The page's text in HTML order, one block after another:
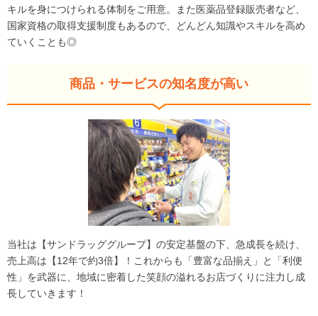
キルを身につけられる体制をご用意。また医薬品登録販売者など、
国家資格の取得支援制度もあるので、どんどん知識やスキルを高め
ていくことも◎
商品・サービスの知名度が高い
当社は【サンドラッググループ】の安定基盤の下、急成長を続け、
売上高は【12年で約3倍】！これからも「豊富な品揃え」と「利便
性」を武器に、地域に密着した笑顔の溢れるお店づくりに注力し成
長していきます！